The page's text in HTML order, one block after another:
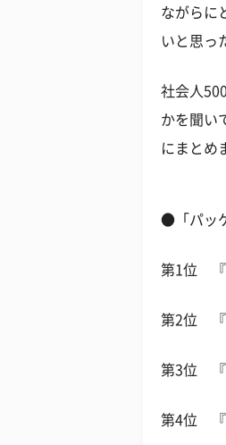
ながらに
いと思っ
社会人
かを聞い
にまとめ
●「パッ
第1位 『
第2位 『
第3位 『
第4位 『